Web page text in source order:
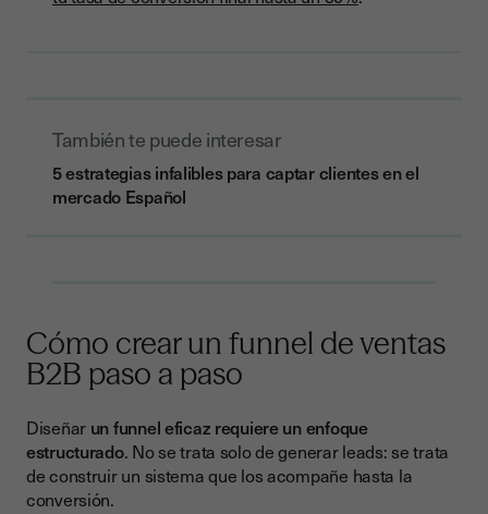
También te puede interesar
5 estrategias infalibles para captar clientes en el
mercado Español
Cómo crear un funnel de ventas
B2B paso a paso
Diseñar un funnel eficaz requiere un enfoque
estructurado. No se trata solo de generar leads: se trata
de construir un sistema que los acompañe hasta la
conversión.